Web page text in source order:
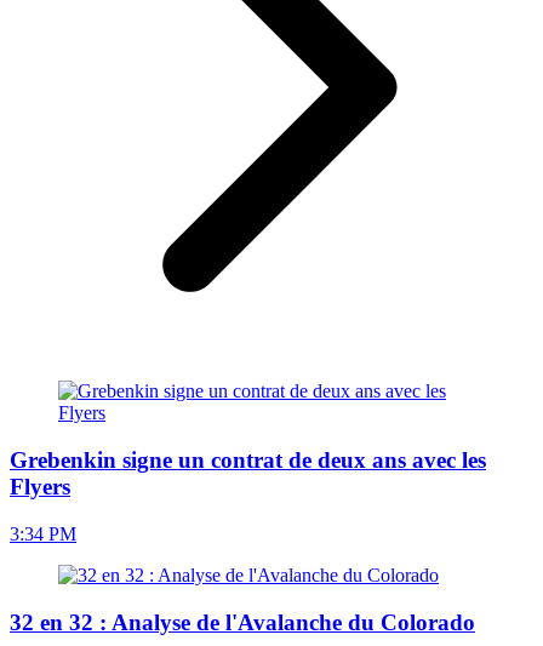
Grebenkin signe un contrat de deux ans avec les
Flyers
3:34 PM
32 en 32 : Analyse de l'Avalanche du Colorado